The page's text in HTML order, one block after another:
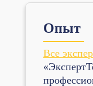
Опыт
Все